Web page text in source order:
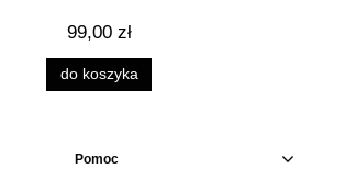
99,00 zł
do koszyka
Pomoc